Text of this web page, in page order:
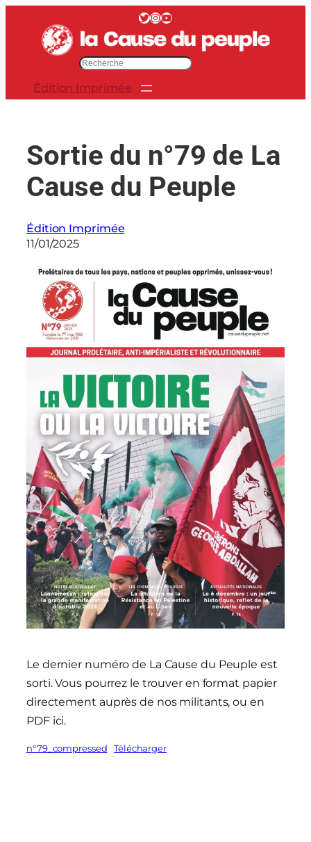
contenu
Twitter InstagramYouTube
c
e
Édition Imprimée
Sortie du n°79 de La
Cause du Peuple
Édition Imprimée
11/01/2025
Le dernier numéro de La Cause du Peuple est
sorti. Vous pourrez le trouver en format papier
directement auprès de nos militants, ou en
PDF ici.
n°79_compressed Télécharger